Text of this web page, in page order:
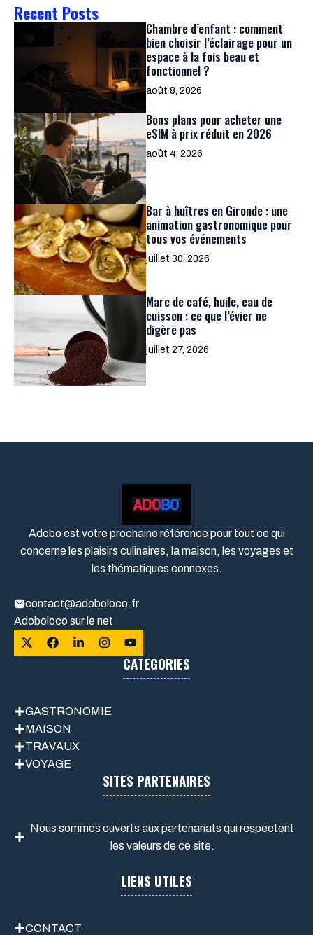
Recent Posts
Chambre d’enfant : comment
bien choisir l’éclairage pour un
espace à la fois beau et
fonctionnel ?
août 8, 2026
Bons plans pour acheter une
eSIM à prix réduit en 2026
août 4, 2026
Bar à huîtres en Gironde : une
animation gastronomique pour
tous vos événements
juillet 30, 2026
Marc de café, huile, eau de
cuisson : ce que l’évier ne
digère pas
juillet 27, 2026
Adobo est votre prochaine référence pour tout ce qui
concerne les plaisirs culinaires, la maison, les voyages et
les thématiques connexes.
contact@adoboloco.fr
Adoboloco sur le net
CATEGORIES
GASTRONOMIE
MAISON
TRAVAUX
VOYAGE
SITES PARTENAIRES
Nous sommes ouverts aux partenariats qui respectent
les valeurs de ce site.
LIENS UTILES
CONTACT